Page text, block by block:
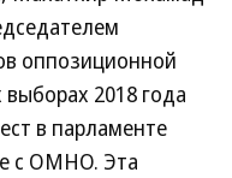
оппозиционной
2018 года
в парламенте
с ОМНО. Эта